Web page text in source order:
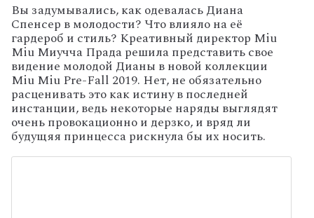
Вы задумывались, как одевалась Диана
Спенсер в молодости? Что влияло на её
гардероб и стиль? Креативный директор Miu
Miu Миучча Прада решила представить свое
видение молодой Дианы в новой коллекции
Miu Miu Pre-Fall 2019. Нет, не обязательно
расценивать это как истину в последней
инстанции, ведь некоторые наряды выглядят
очень провокационно и дерзко, и вряд ли
будущяя принцесса рискнула бы их носить.